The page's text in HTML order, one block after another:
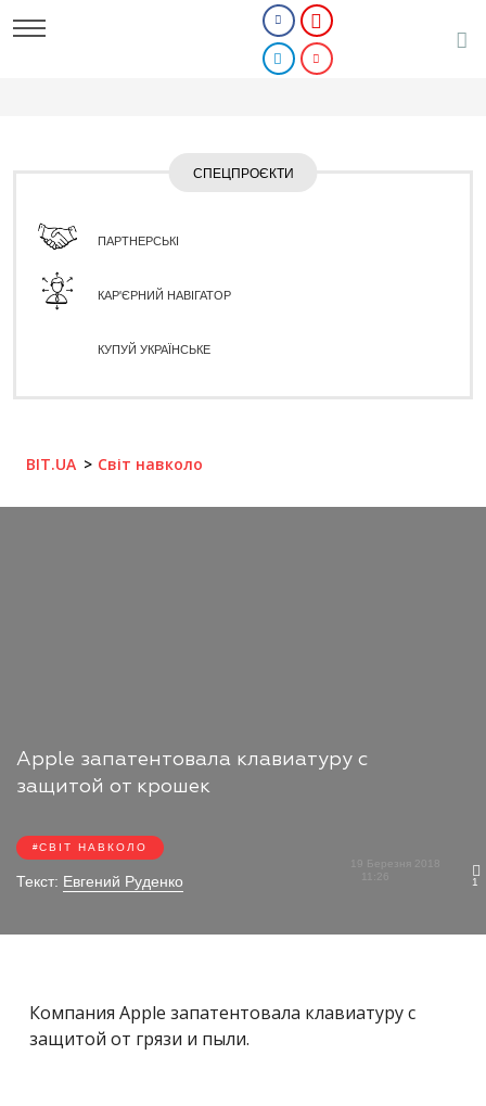
СПЕЦПРОЄКТИ
ПАРТНЕРСЬКІ
КАР'ЄРНИЙ НАВІГАТОР
КУПУЙ УКРАЇНСЬКЕ
BIT.UA Світ навколо
Apple запатентовала клавиатуру с
защитой от крошек
СВІТ НАВКОЛО
Текст: Евгений Руденко
19 Березня 2018
1
Компания Apple запатентовала клавиатуру с
защитой от грязи и пыли.